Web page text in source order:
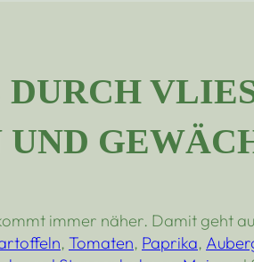
DURCH
immer näher. Damit geht
, Tomaten, Paprika,